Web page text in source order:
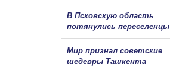
В Псковскую область
потянулись переселенцы
Мир признал советские
шедевры Ташкента